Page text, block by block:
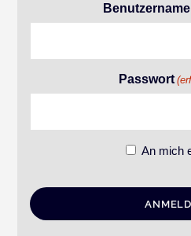
Benutzername
Passwort
An mich